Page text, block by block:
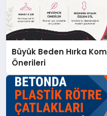
Büyük Beden Hırka
Önerileri